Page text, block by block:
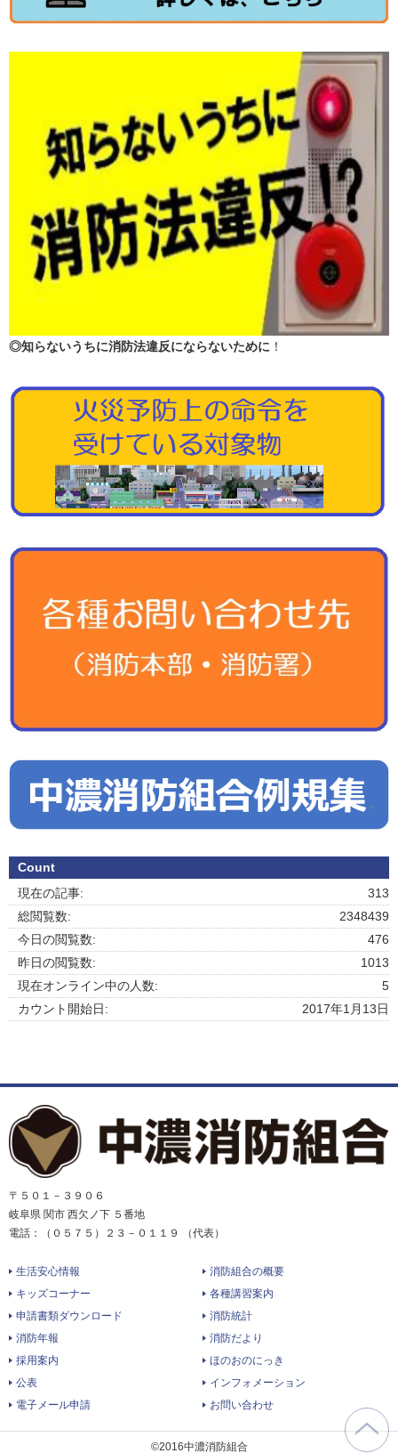
◎知らないうちに消防法違反にならないために ！
Count
313
現在の記事:
2348439
総閲覧数:
476
今日の閲覧数:
1013
昨日の閲覧数:
5
現在オンライン中の人数:
2017年1月13日
カウント開始日:
〒５０１－３９０６
岐阜県 関市 西欠ノ下 ５番地
電話：（０５７５）２３－０１１９ （代表）
生活安心情報
消防組合の概要
キッズコーナー
各種講習案内
申請書類ダウンロード
消防統計
消防年報
消防だより
採用案内
ほのおのにっき
公表
インフォメーション
電子メール申請
お問い合わせ
©2016中濃消防組合